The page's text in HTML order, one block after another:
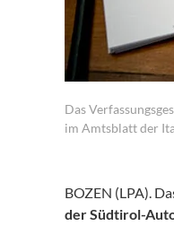
Das
im Amtsblatt der
BOZEN (LPA).
der Südtirol-